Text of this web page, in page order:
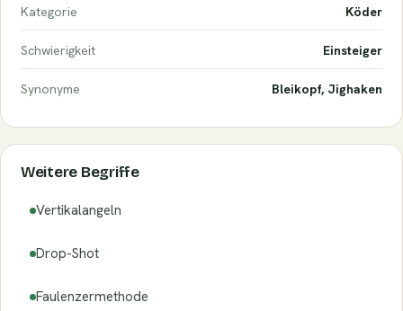
Kategorie Köder
Schwierigkeit Einsteiger
Synonyme Bleikopf, Jighaken
Weitere Begriffe
Vertikalangeln
Drop-Shot
Faulenzermethode